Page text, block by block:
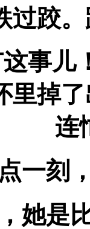
过跤
事儿
里掉
连
一刻
她是